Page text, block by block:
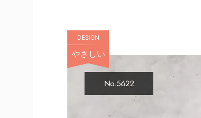
DESIGN
やさしい
No.5622